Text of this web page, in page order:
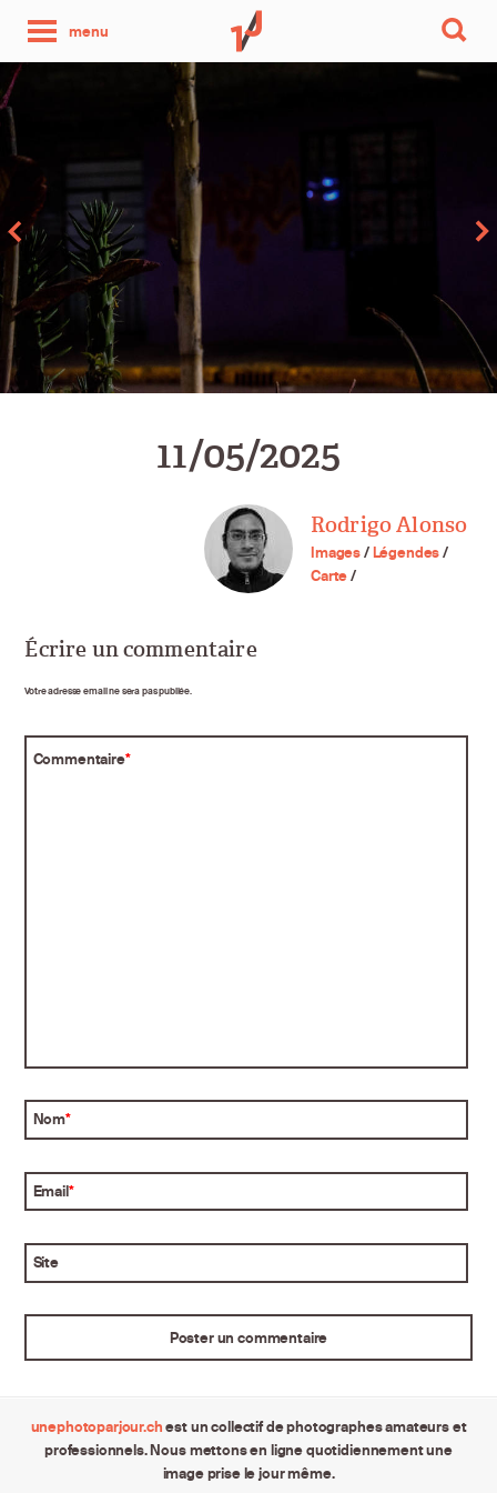
menu
photo
jour
11/05/2025
Rodrigo Alonso
Images/Légendes/
Carte/
Écrire un commentaire
Votre adresse email ne sera pas publiée.
Commentaire*
Nom*
Email*
Site
unephotoparjour.chest un collectif de photographes amateurs et
professionnels. Nous mettons en ligne quotidiennement une
image prise le jour même.